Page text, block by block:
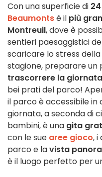
Con una superficie di
Beaumontsè il più
Montreuil, dove è
sentieri paesaggistici
scaricare lo stress
stagione, preparare un
trascorrere la
bei prati del parco!
il parco è accessibile in
giornata, a seconda di
bambini, è una gita
con le sue aree gioco, i
parco e lavista
è il luogo perfetto per